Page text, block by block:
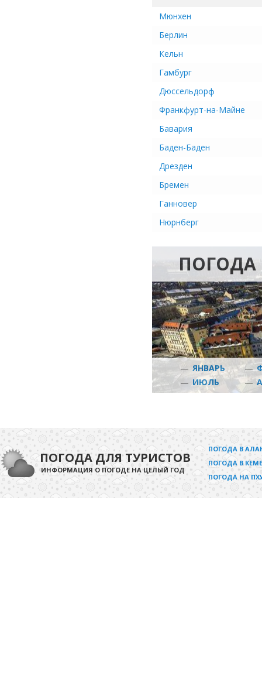
Мюнхен
Берлин
Кельн
Гамбург
Дюссельдорф
Франкфурт-на-Майне
Бавария
Баден-Баден
Дрезден
Бремен
Ганновер
Нюрнберг
— ЯНВАРЬ —
— ИЮЛЬ —
ПОГОДА ДЛЯ ТУРИСТОВ
ИНФОРМАЦИЯ О ПОГОДЕ НА ЦЕЛЫЙ ГОД
ПОГОДА В
ПОГОДА В
ПОГОДА НА